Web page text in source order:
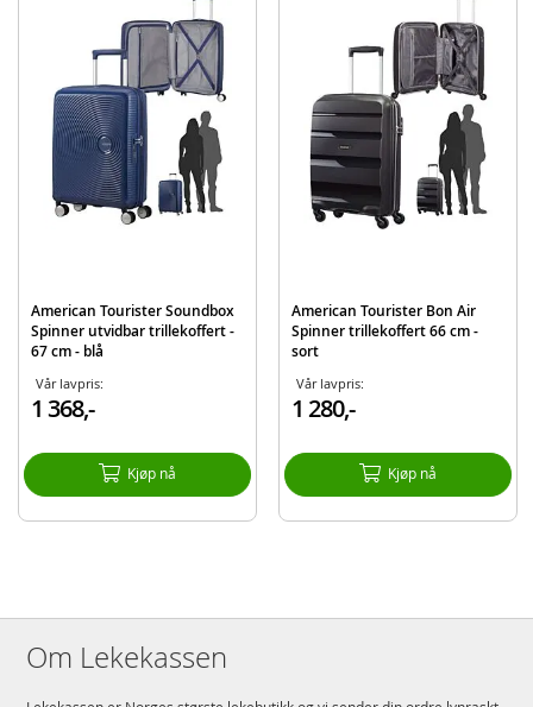
Topp- og sidehåndtak
spinner hjul
Interiør:
Topprom: Skilleplate med lomme
Bunnrom med bånd
Inneholder:
Mål: 66 x 46 x 25,5 cm
Materiale: 100% Polypropylen
Farge: Turkis
Produktdetaljer
Modell 59423-4517
EAN 5414847659621
American Tourister Soundbox
Spinner utvidbar trillekoffert -
67 cm - blå
Vår lavpris:
1 368,-
Kjøp nå
American Tourister Bon Air
Spinner trillekoffert 66 cm -
sort
Vår lavpris:
1 280,-
Kjøp nå
Om Lekekassen